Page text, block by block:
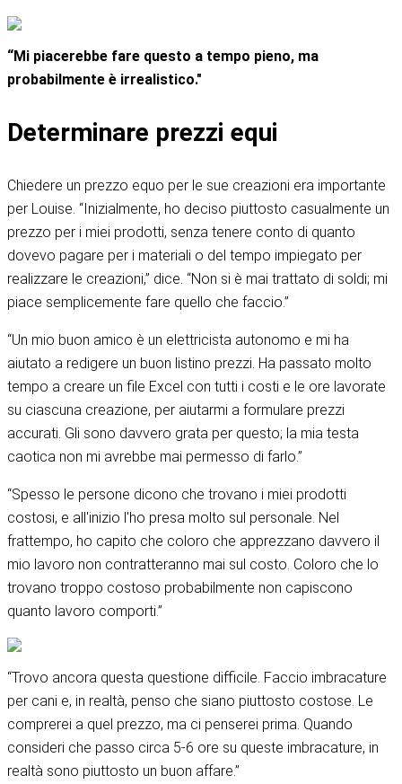
“Mi piacerebbe fare questo a tempo pieno, ma
probabilmente è irrealistico."
Determinare prezzi equi
Chiedere un prezzo equo per le sue creazioni era importante
per Louise. “Inizialmente, ho deciso piuttosto casualmente un
prezzo per i miei prodotti, senza tenere conto di quanto
dovevo pagare per i materiali o del tempo impiegato per
realizzare le creazioni,” dice. “Non si è mai trattato di soldi; mi
piace semplicemente fare quello che faccio.”
“Un mio buon amico è un elettricista autonomo e mi ha
aiutato a redigere un buon listino prezzi. Ha passato molto
tempo a creare un file Excel con tutti i costi e le ore lavorate
su ciascuna creazione, per aiutarmi a formulare prezzi
accurati. Gli sono davvero grata per questo; la mia testa
caotica non mi avrebbe mai permesso di farlo.”
“Spesso le persone dicono che trovano i miei prodotti
costosi, e all'inizio l'ho presa molto sul personale. Nel
frattempo, ho capito che coloro che apprezzano davvero il
mio lavoro non contratteranno mai sul costo. Coloro che lo
trovano troppo costoso probabilmente non capiscono
quanto lavoro comporti.”
“Trovo ancora questa questione difficile. Faccio imbracature
per cani e, in realtà, penso che siano piuttosto costose. Le
comprerei a quel prezzo, ma ci penserei prima. Quando
consideri che passo circa 5-6 ore su queste imbracature, in
realtà sono piuttosto un buon affare.”